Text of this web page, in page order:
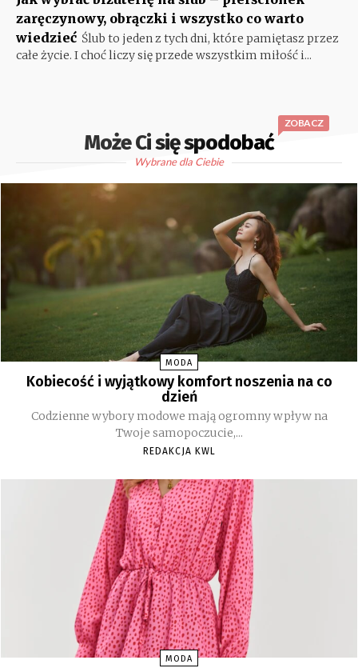
zaręczynowy, obrączki i wszystko co warto
wiedzieć Ślub to jeden z tych dni, które pamiętasz przez
całe życie. I choć liczy się przede wszystkim miłość i...
Może Ci się spodobać
ZOBACZ
Wybrane dla Ciebie
MODA
Kobiecość i wyjątkowy komfort noszenia na co
dzień
Codzienne wybory modowe mają ogromny wpływ na
Twoje samopoczucie,...
REDAKCJA KWL
MODA